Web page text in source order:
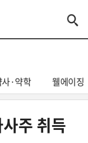
사·약학 웰에이징
주 취득